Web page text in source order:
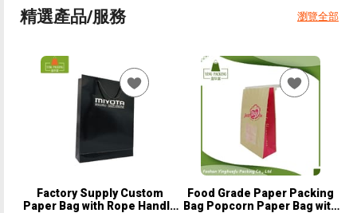
精選產品/服務 瀏覽全部
Factory Supply Custom
Paper Bag with Rope Handle
Food Grade Paper Packing
Bag Popcorn Paper Bag with